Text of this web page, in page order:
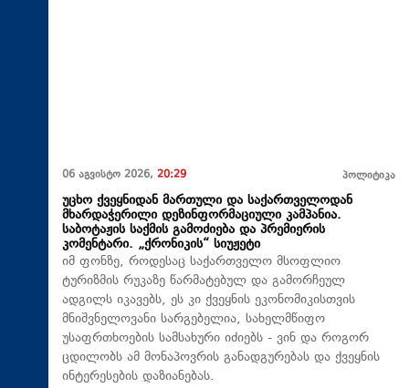
06 აგვისტო 2026, 20:29 პოლიტიკა
უცხო ქვეყნიდან მართული და საქართველოდან
მხარდაჭერილი დეზინფორმაციული კამპანია.
საბოტაჟის საქმის გამოძიება და პრემიერის
კომენტარი. „ქრონიკის“ სიუჟეტი
იმ ფონზე, როდესაც საქართველო მსოფლიო
ტურიზმის რუკაზე წარმატებულ და გამორჩეულ
ადგილს იკავებს, ეს კი ქვეყნის ეკონომიკისთვის
მნიშვნელოვანი სარგებელია, სახელმწიფო
უსაფრთხოების სამსახური იძიებს - ვინ და როგორ
ცდილობს ამ მონაპოვრის განადგურებას და ქვეყნის
ინტერესების დაზიანებას.